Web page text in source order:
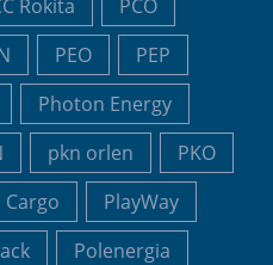
Rokita
PCO
PEO
PEP
Photon Energy
pkn orlen
PKO
Cargo
PlayWay
Polenergia